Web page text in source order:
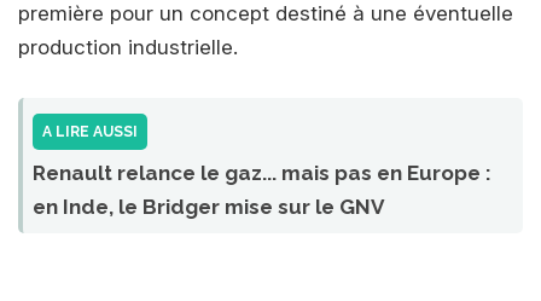
première pour un concept destiné à une éventuelle
production industrielle.
A LIRE AUSSI
Renault relance le gaz... mais pas en Europe :
en Inde, le Bridger mise sur le GNV